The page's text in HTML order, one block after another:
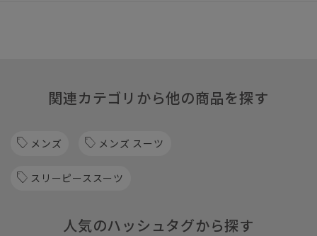
関連カテゴリから他の商品を探す
メンズ メンズ スーツ
スリーピーススーツ
人気のハッシュタグから探す